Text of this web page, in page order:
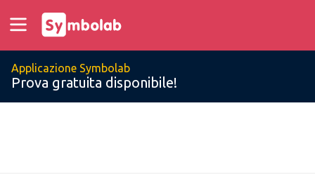
Applicazione Symbolab
Prova gratuita disponibile!